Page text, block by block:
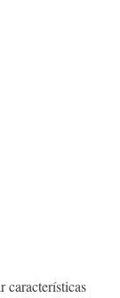
características